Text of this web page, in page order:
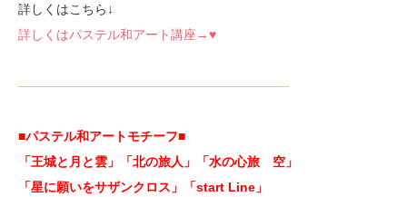
詳しくはこちら↓
詳しくはパステル和アート講座→♥
—————————————————————-
■パステル和アートモチーフ■
「王城と月と雲」「北の旅人」「水の心旅 空」
「星に願いをサザンクロス」「start Line」